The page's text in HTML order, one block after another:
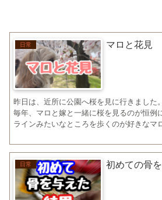
日常 マロと花見
昨日は、近所に公園へ桜を見に行きました
毎年、マロと嫁と一緒に桜を見るのが恒例
ラインみたいなところを歩くのが好きなマ
がぶ飲みするマロ 挙げ句の果ては、バテ
日常 初めての骨